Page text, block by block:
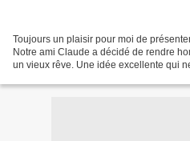
Toujours un plaisir pour moi de
Notre ami Claude a décidé de rendre
un vieux rêve. Une idée excellente qui